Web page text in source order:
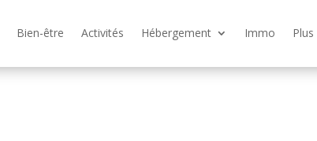
Bien-être Activités Hébergement Immo Plus